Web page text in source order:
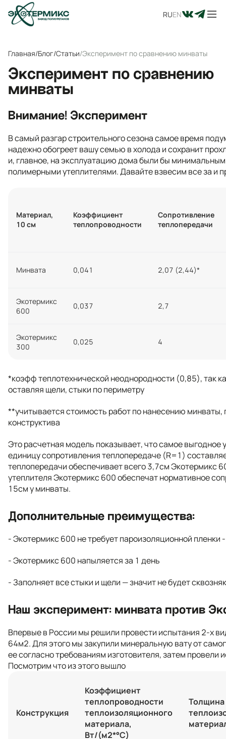
RUEN
Главная/Блог/Статьи/Эксперимент по сравнению минваты
Эксперимент по сравнению
минваты
Внимание! Эксперимент
В самый разгар строительного сезона самое время
надежно обогреет вашу семью в холода и сохранит
и, главное, на эксплуатацию дома были бы
полимерными утеплителями. Давайте взвесим все за и
Материал,
10 см
Коэффициент
теплопроводности
Сопротивление
теплопередачи
Минвата 0,041 2,07 (2,44)*
Экотермикс
600
0,037 2,7
Экотермикс
300
0,025 4
*коэфф теплотехнической неоднородности (0,85), так
оставляя щели, стыки по периметру
**учитывается стоимость работ по нанесению
конструктива
Это расчетная модель показывает, что самое выгодное
единицу сопротивления теплопередаче (R=1)
теплопередачи обеспечивает всего 3,7см Экотермикс
утеплителя Экотермикс 600 обеспечат нормативное
15см у минваты.
Дополнительные преимущества:
- Экотермикс 600 не требует пароизоляционной пленки
- Экотермикс 600 напыляется за 1 день
- Заполняет все стыки и щели — значит не будет
Наш эксперимент: минвата против
Впервые в России мы решили провести испытания 2-х
64м2. Для этого мы закупили минеральную вату от
ее согласно требованиям изготовителя, затем
Посмотрим что из этого вышло
Конструкция
Коэффициент
теплопроводности
теплоизоляционного
материала,
Вт/(м2*°С)
Толщина